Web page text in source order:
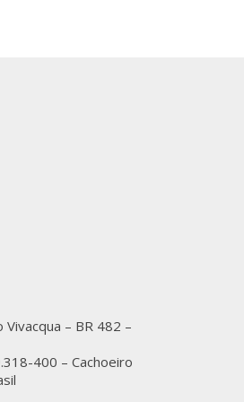
Vivacqua – BR 482 –
400 – Cachoeiro